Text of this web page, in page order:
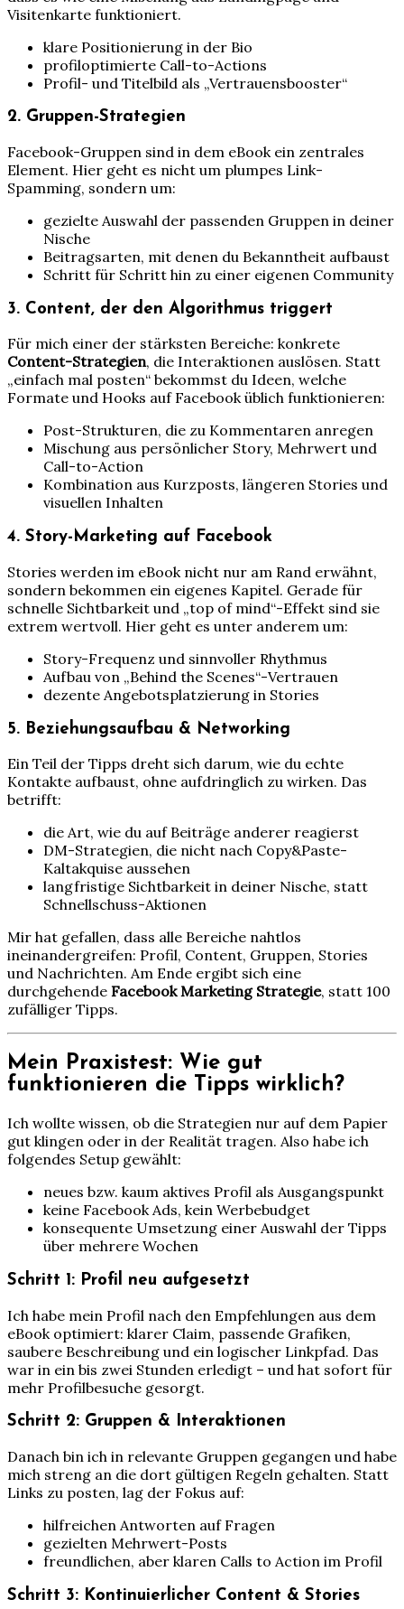
Visitenkarte funktioniert.
klare Positionierung in der Bio
profiloptimierte Call-to-Actions
Profil- und Titelbild als „Vertrauensbooster“
2. Gruppen-Strategien
Facebook-Gruppen sind in dem eBook ein zentrales
Element. Hier geht es nicht um plumpes Link-
Spamming, sondern um:
gezielte Auswahl der passenden Gruppen in deiner
Nische
Beitragsarten, mit denen du Bekanntheit aufbaust
Schritt für Schritt hin zu einer eigenen Community
3. Content, der den Algorithmus triggert
Für mich einer der stärksten Bereiche: konkrete
Content-Strategien, die Interaktionen auslösen. Statt
„einfach mal posten“ bekommst du Ideen, welche
Formate und Hooks auf Facebook üblich funktionieren:
Post-Strukturen, die zu Kommentaren anregen
Mischung aus persönlicher Story, Mehrwert und
Call-to-Action
Kombination aus Kurzposts, längeren Stories und
visuellen Inhalten
4. Story-Marketing auf Facebook
Stories werden im eBook nicht nur am Rand erwähnt,
sondern bekommen ein eigenes Kapitel. Gerade für
schnelle Sichtbarkeit und „top of mind“-Effekt sind sie
extrem wertvoll. Hier geht es unter anderem um:
Story-Frequenz und sinnvoller Rhythmus
Aufbau von „Behind the Scenes“-Vertrauen
dezente Angebotsplatzierung in Stories
5. Beziehungsaufbau & Networking
Ein Teil der Tipps dreht sich darum, wie du echte
Kontakte aufbaust, ohne aufdringlich zu wirken. Das
betrifft:
die Art, wie du auf Beiträge anderer reagierst
DM-Strategien, die nicht nach Copy&Paste-
Kaltakquise aussehen
langfristige Sichtbarkeit in deiner Nische, statt
Schnellschuss-Aktionen
Mir hat gefallen, dass alle Bereiche nahtlos
ineinandergreifen: Profil, Content, Gruppen, Stories
und Nachrichten. Am Ende ergibt sich eine
durchgehende Facebook Marketing Strategie, statt 100
zufälliger Tipps.
Mein Praxistest: Wie gut
funktionieren die Tipps wirklich?
Ich wollte wissen, ob die Strategien nur auf dem Papier
gut klingen oder in der Realität tragen. Also habe ich
folgendes Setup gewählt:
neues bzw. kaum aktives Profil als Ausgangspunkt
keine Facebook Ads, kein Werbebudget
konsequente Umsetzung einer Auswahl der Tipps
über mehrere Wochen
Schritt 1: Profil neu aufgesetzt
Ich habe mein Profil nach den Empfehlungen aus dem
eBook optimiert: klarer Claim, passende Grafiken,
saubere Beschreibung und ein logischer Linkpfad. Das
war in ein bis zwei Stunden erledigt – und hat sofort für
mehr Profilbesuche gesorgt.
Schritt 2: Gruppen & Interaktionen
Danach bin ich in relevante Gruppen gegangen und habe
mich streng an die dort gültigen Regeln gehalten. Statt
Links zu posten, lag der Fokus auf:
hilfreichen Antworten auf Fragen
gezielten Mehrwert-Posts
freundlichen, aber klaren Calls to Action im Profil
Schritt 3: Kontinuierlicher Content & Stories